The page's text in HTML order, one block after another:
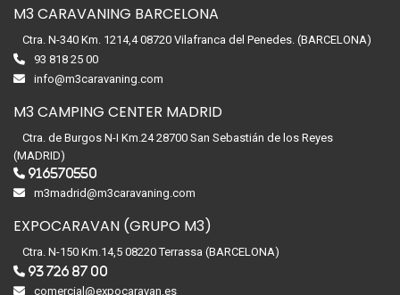
M3 CARAVANING BARCELONA
Ctra. N-340 Km. 1214,4 08720 Vilafranca del Penedes. (BARCELONA)
93 818 25 00
info@m3caravaning.com
M3 CAMPING CENTER MADRID
Ctra. de Burgos N-I Km.24 28700 San Sebastián de los Reyes
(MADRID)
916570550
m3madrid@m3caravaning.com
EXPOCARAVAN (GRUPO M3)
Ctra. N-150 Km.14,5 08220 Terrassa (BARCELONA)
93 726 87 00
comercial@expocaravan.es